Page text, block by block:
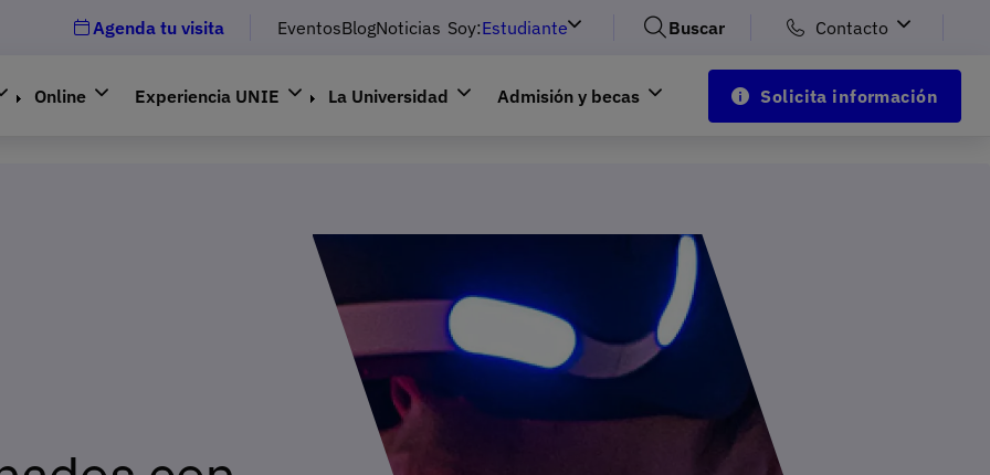
Agenda tu visita EventosBlogNoticias Soy:Estudiante Buscar Contacto
Online Experiencia UNIE La Universidad Admisión y becas Solicita información